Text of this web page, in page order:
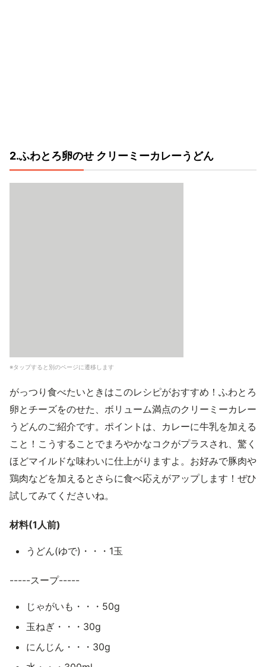
2.ふわとろ卵のせ クリーミーカレーうどん
※タップすると別のページに遷移します
がっつり食べたいときはこのレシピがおすすめ！ふわとろ
卵とチーズをのせた、ボリューム満点のクリーミーカレー
うどんのご紹介です。ポイントは、カレーに牛乳を加える
こと！こうすることでまろやかなコクがプラスされ、驚く
ほどマイルドな味わいに仕上がりますよ。お好みで豚肉や
鶏肉などを加えるとさらに食べ応えがアップします！ぜひ
試してみてくださいね。
材料(1人前)
うどん(ゆで)・・・1玉
-----スープ-----
じゃがいも・・・50g
玉ねぎ・・・30g
にんじん・・・30g